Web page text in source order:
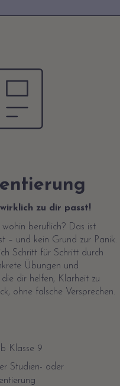
zu dir passt!
beruflich? Das ist
– und kein Grund zur Panik.
Schritt für Schritt durch
Übungen und
die dir helfen, Klarheit zu
ohne falsche Versprechen.
Klasse 9
Studien- oder